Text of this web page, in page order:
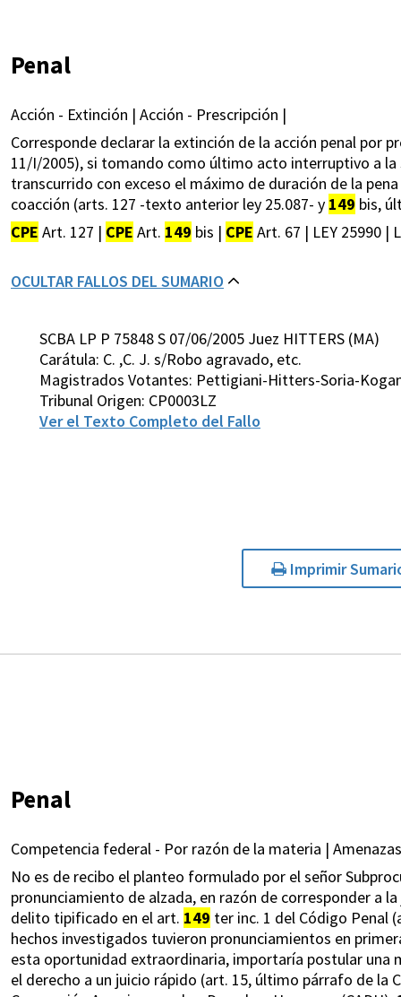
Penal
Acción - Extinción | Acción - Prescripción |
Corresponde declarar la extinción de la acción penal por
11/I/2005), si tomando como último acto interruptivo a
transcurrido con exceso el máximo de duración de la
coacción (arts. 127 -texto anterior ley 25.087- y 149 bis,
CPE Art. 127 | CPE Art. 149 bis | CPE Art. 67 | LEY 25990 |
OCULTAR FALLOS DEL SUMARIO
SCBA LP P 75848 S 07/06/2005 Juez HITTERS (MA)
Carátula: C. ,C. J. s/Robo agravado, etc.
Magistrados Votantes: Pettigiani-Hitters-Soria-
Tribunal Origen: CP0003LZ
Ver el Texto Completo del Fallo
Imprimir
Penal
Competencia federal - Por razón de la materia |
No es de recibo el planteo formulado por el señor
pronunciamiento de alzada, en razón de corresponder a
delito tipificado en el art. 149 ter inc. 1 del Código Penal
hechos investigados tuvieron pronunciamientos en
esta oportunidad extraordinaria, importaría postular una
el derecho a un juicio rápido (art. 15, último párrafo de la